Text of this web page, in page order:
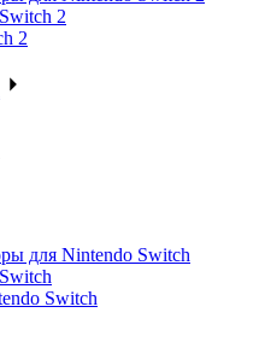
2
2
для Nintendo Switch
Switch